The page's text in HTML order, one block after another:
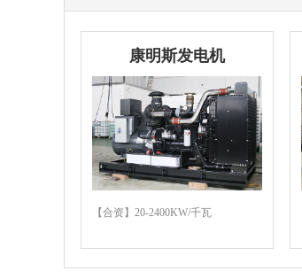
康明斯发电机
【合资】20-2400KW/千瓦